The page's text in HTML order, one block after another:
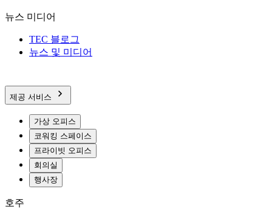
뉴스 미디어
TEC 블로그
뉴스 및 미디어
제공 서비스
가상 오피스
코워킹 스페이스
프라이빗 오피스
회의실
행사장
호주